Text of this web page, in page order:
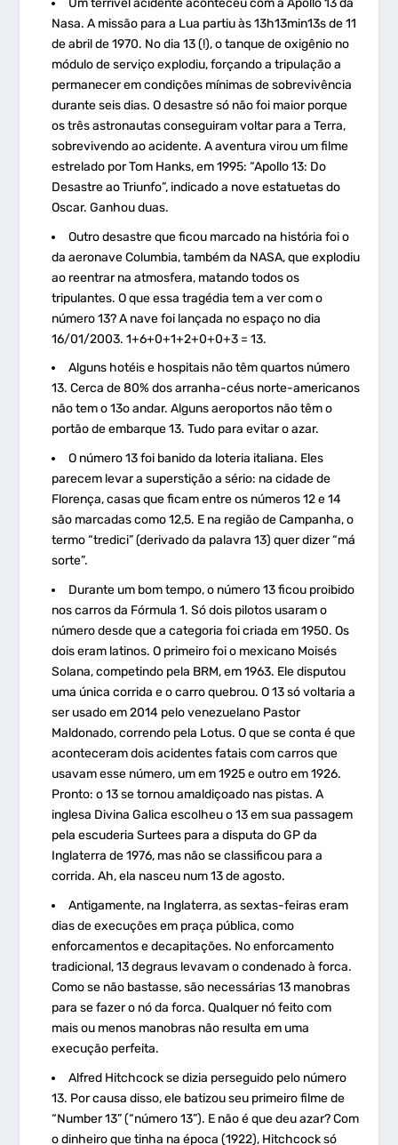
Nasa. A missão para a Lua partiu às 13h13min13s de 11
de abril de 1970. No dia 13 (!), o tanque de oxigênio no
módulo de serviço explodiu, forçando a tripulação a
permanecer em condições mínimas de sobrevivência
durante seis dias. O desastre só não foi maior porque
os três astronautas conseguiram voltar para a Terra,
sobrevivendo ao acidente. A aventura virou um filme
estrelado por Tom Hanks, em 1995: “Apollo 13: Do
Desastre ao Triunfo”, indicado a nove estatuetas do
Oscar. Ganhou duas.
Outro desastre que ficou marcado na história foi o
da aeronave Columbia, também da NASA, que explodiu
ao reentrar na atmosfera, matando todos os
tripulantes. O que essa tragédia tem a ver com o
número 13? A nave foi lançada no espaço no dia
16/01/2003. 1+6+0+1+2+0+0+3 = 13.
Alguns hotéis e hospitais não têm quartos número
13. Cerca de 80% dos arranha-céus norte-americanos
não tem o 13oandar. Alguns aeroportos não têm o
portão de embarque 13. Tudo para evitar o azar.
O número 13 foi banido da loteria italiana. Eles
parecem levar a superstição a sério: na cidade de
Florença, casas que ficam entre os números 12 e 14
são marcadas como 12,5. E na região de Campanha, o
termo “tredici” (derivado da palavra 13) quer dizer “má
sorte”.
Durante um bom tempo, o número 13 ficou proibido
nos carros da Fórmula 1. Só dois pilotos usaram o
número desde que a categoria foi criada em 1950. Os
dois eram latinos. O primeiro foi o mexicano Moisés
Solana, competindo pela BRM, em 1963. Ele disputou
uma única corrida e o carro quebrou. O 13 só voltaria a
ser usado em 2014 pelo venezuelano Pastor
Maldonado, correndo pela Lotus. O que se conta é que
aconteceram dois acidentes fatais com carros que
usavam esse número, um em 1925 e outro em 1926.
Pronto: o 13 se tornou amaldiçoado nas pistas. A
inglesa Divina Galica escolheu o 13 em sua passagem
pela escuderia Surtees para a disputa do GP da
Inglaterra de 1976, mas não se classificou para a
corrida. Ah, ela nasceu num 13 de agosto.
Antigamente, na Inglaterra, as sextas-feiras eram
dias de execuções em praça pública, como
enforcamentos e decapitações. No enforcamento
tradicional, 13 degraus levavam o condenado à forca.
Como se não bastasse, são necessárias 13 manobras
para se fazer o nó da forca. Qualquer nó feito com
mais ou menos manobras não resulta em uma
execução perfeita.
Alfred Hitchcock se dizia perseguido pelo número
13. Por causa disso, ele batizou seu primeiro filme de
“Number 13” (“número 13”). E não é que deu azar? Com
o dinheiro que tinha na época (1922), Hitchcock só